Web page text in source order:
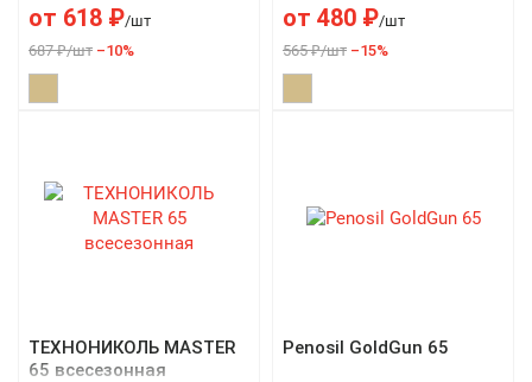
от 618 ₽/шт
687 ₽/шт –10%
от 480 ₽/шт
565 ₽/шт –15%
ТЕХНОНИКОЛЬ MASTER
65 всесезонная
Penosil GoldGun 65